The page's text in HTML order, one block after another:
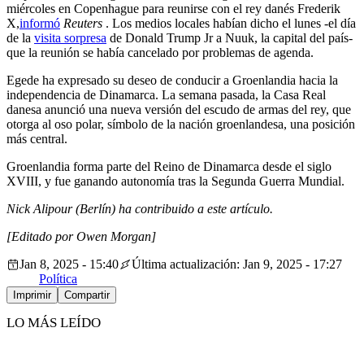
miércoles en Copenhague para reunirse con el rey danés Frederik
X,informó Reuters . Los medios locales habían dicho el lunes -el día
de la visita sorpresa de Donald Trump Jr a Nuuk, la capital del país-
que la reunión se había cancelado por problemas de agenda.
Egede ha expresado su deseo de conducir a Groenlandia hacia la
independencia de Dinamarca. La semana pasada, la Casa Real
danesa anunció una nueva versión del escudo de armas del rey, que
otorga al oso polar, símbolo de la nación groenlandesa, una posición
más central.
Groenlandia forma parte del Reino de Dinamarca desde el siglo
XVIII, y fue ganando autonomía tras la Segunda Guerra Mundial.
Nick Alipour (Berlín) ha contribuido a este artículo.
[Editado por Owen Morgan]
Jan 8, 2025 - 15:40
Última actualización: Jan 9, 2025 - 17:27
Política
Imprimir Compartir
LO MÁS LEÍDO